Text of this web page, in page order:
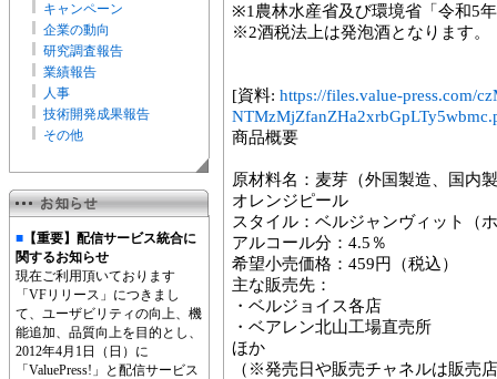
キャンペーン
企業の動向
研究調査報告
業績報告
人事
技術開発成果報告
その他
■ 【重要】配信サービス統合に
関するお知らせ
現在ご利用頂いております
「VFリリース」につきまし
て、ユーザビリティの向上、機
能追加、品質向上を目的とし、
2012年4月1日（日）に
「ValuePress!」と配信サービス
※1農林水産省及び環境省「令和5
※2酒税法上は発泡酒となります。
[資料: https://files.value-press.com/
商品概要
原材料名：麦芽（外国製造、国内
オレンジピール
スタイル：ベルジャンヴィット（
アルコール分：4.5％
希望小売価格：459円（税込）
主な販売先：
・ベルジョイス各店
・ベアレン北山工場直売所
ほか
（※発売日や販売チャネルは販売